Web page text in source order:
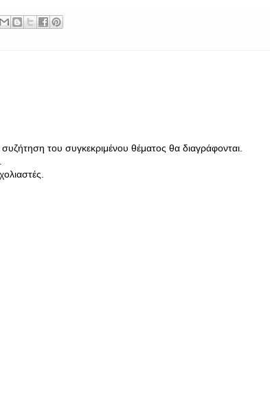
του συγκεκριμένου θέματος θα διαγράφονται.